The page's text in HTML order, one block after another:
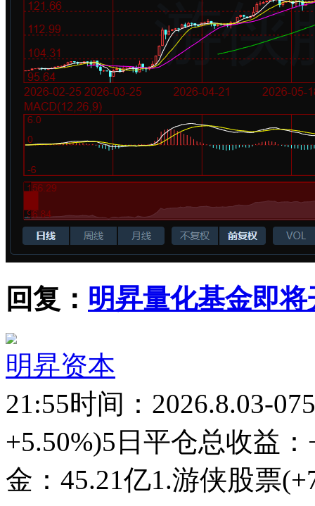
回复： 明昇量化基金即
明昇资本
21:55时间：2026.8.03-
+5.50%)5日平仓总收益
金：45.21亿1.游侠股票